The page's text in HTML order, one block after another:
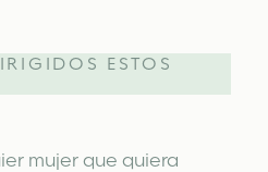
ESTOS
mujer que quiera